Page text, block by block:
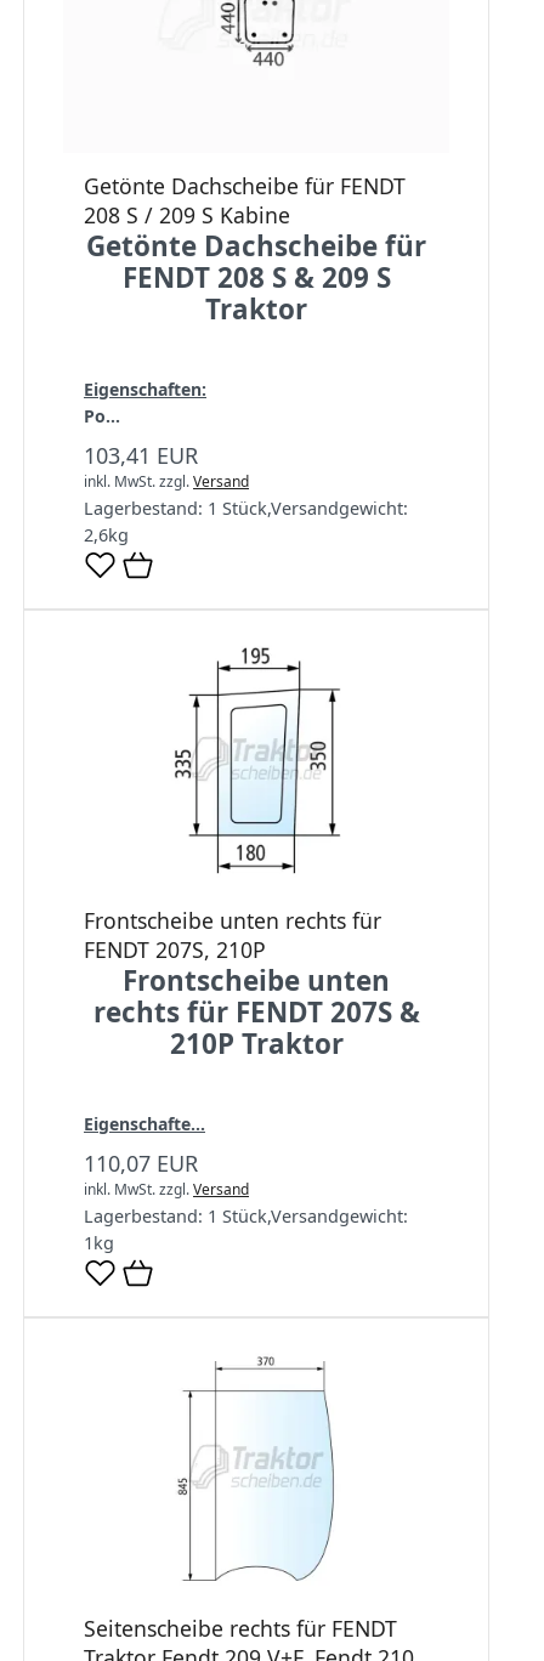
Getönte Dachscheibe für FENDT
208 S / 209 S Kabine
Getönte Dachscheibe für
FENDT 208 S & 209 S
Traktor
Eigenschaften:
Po...
103,41 EUR
inkl. MwSt.zzgl.Versand
Lagerbestand: 1 Stück,Versandgewicht:
2,6kg
Frontscheibe unten rechts für
FENDT 207S, 210P
Frontscheibe unten
rechts für FENDT 207S &
210P Traktor
Eigenschafte...
110,07 EUR
inkl. MwSt.zzgl.Versand
Lagerbestand: 1 Stück,Versandgewicht:
1 kg
Seitenscheibe rechts für FENDT